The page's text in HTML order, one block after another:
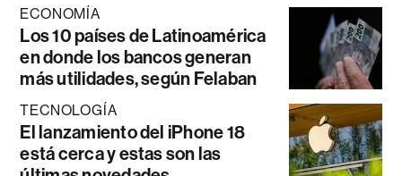
ECONOMÍA
Los 10 países de Latinoamérica
en donde los bancos generan
más utilidades, según Felaban
TECNOLOGÍA
El lanzamiento del iPhone 18
está cerca y estas son las